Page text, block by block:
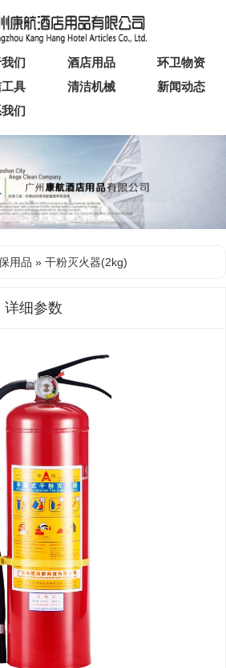
们 酒店用品
环卫物资
具 清洁机械
新闻动态
们
用品 » 干粉灭火器(2kg)
详细参数